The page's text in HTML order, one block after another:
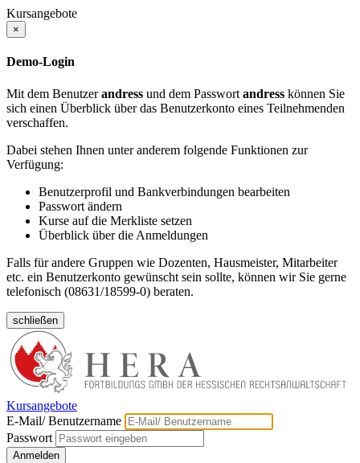
Kursangebote
×
Demo-Login
Mit dem Benutzerandress und dem Passwort andress können Sie
sich einen Überblick über das Benutzerkonto eines Teilnehmenden
verschaffen.
Dabei stehen Ihnen unter anderem folgende Funktionen zur
Verfügung:
Benutzerprofil und Bankverbindungen bearbeiten
Passwort ändern
Kurse auf die Merkliste setzen
Überblick über die Anmeldungen
Falls für andere Gruppen wie Dozenten, Hausmeister, Mitarbeiter
etc. ein Benutzerkonto gewünscht sein sollte, können wir Sie gerne
telefonisch (08631/18599-0) beraten.
schließen
Kursangebote
E-Mail/ Benutzername
Passwort
Anmelden